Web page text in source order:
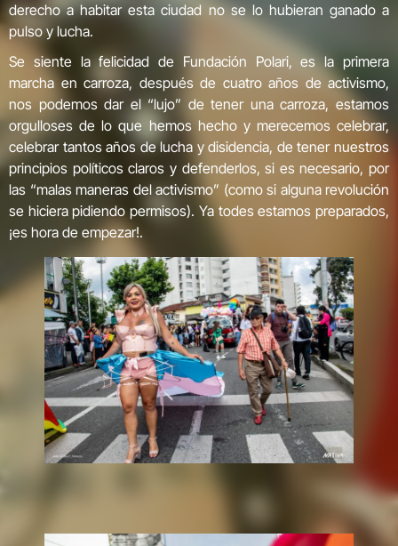
derecho a habitar esta ciudad no se lo hubieran ganado a
pulso y lucha.
Se siente la felicidad de Fundación Polari, es la primera
marcha en carroza, después de cuatro años de activismo,
nos podemos dar el “lujo” de tener una carroza, estamos
orgulloses de lo que hemos hecho y merecemos celebrar,
celebrar tantos años de lucha y disidencia, de tener nuestros
principios políticos claros y defenderlos, si es necesario, por
las “malas maneras del activismo” (como si alguna revolución
se hiciera pidiendo permisos). Ya todes estamos preparados,
¡es hora de empezar!.